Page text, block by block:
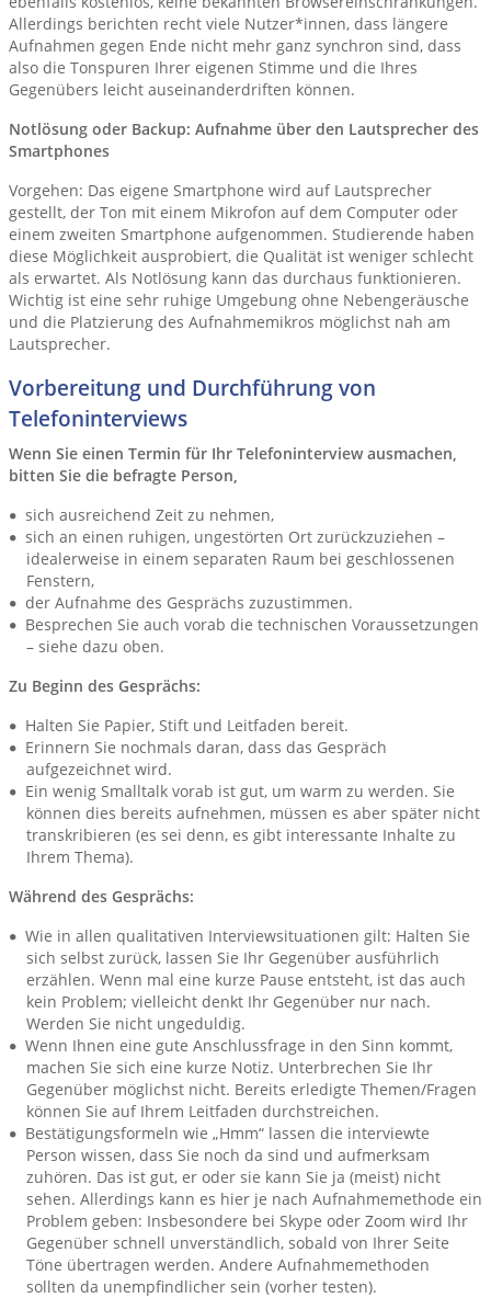
Allerdings berichten recht viele Nutzer*innen, dass längere
Aufnahmen gegen Ende nicht mehr ganz synchron sind, dass
also die Tonspuren Ihrer eigenen Stimme und die Ihres
Gegenübers leicht auseinanderdriften können.
Notlösung oder Backup: Aufnahme über den Lautsprecher des
Smartphones
Vorgehen: Das eigene Smartphone wird auf Lautsprecher
gestellt, der Ton mit einem Mikrofon auf dem Computer oder
einem zweiten Smartphone aufgenommen. Studierende haben
diese Möglichkeit ausprobiert, die Qualität ist weniger schlecht
als erwartet. Als Notlösung kann das durchaus funktionieren.
Wichtig ist eine sehr ruhige Umgebung ohne Nebengeräusche
und die Platzierung des Aufnahmemikros möglichst nah am
Lautsprecher.
Vorbereitung und Durchführung von
Telefoninterviews
Wenn Sie einen Termin für Ihr Telefoninterview ausmachen,
bitten Sie die befragte Person,
sich ausreichend Zeit zu nehmen,
sich an einen ruhigen, ungestörten Ort zurückzuziehen –
idealerweise in einem separaten Raum bei geschlossenen
Fenstern,
der Aufnahme des Gesprächs zuzustimmen.
Besprechen Sie auch vorab die technischen Voraussetzungen
– siehe dazu oben.
Zu Beginn des Gesprächs:
Halten Sie Papier, Stift und Leitfaden bereit.
Erinnern Sie nochmals daran, dass das Gespräch
aufgezeichnet wird.
Ein wenig Smalltalk vorab ist gut, um warm zu werden. Sie
können dies bereits aufnehmen, müssen es aber später nicht
transkribieren (es sei denn, es gibt interessante Inhalte zu
Ihrem Thema).
Während des Gesprächs:
Wie in allen qualitativen Interviewsituationen gilt: Halten Sie
sich selbst zurück, lassen Sie Ihr Gegenüber ausführlich
erzählen. Wenn mal eine kurze Pause entsteht, ist das auch
kein Problem; vielleicht denkt Ihr Gegenüber nur nach.
Werden Sie nicht ungeduldig.
Wenn Ihnen eine gute Anschlussfrage in den Sinn kommt,
machen Sie sich eine kurze Notiz. Unterbrechen Sie Ihr
Gegenüber möglichst nicht. Bereits erledigte Themen/Fragen
können Sie auf Ihrem Leitfaden durchstreichen.
Bestätigungsformeln wie „Hmm“ lassen die interviewte
Person wissen, dass Sie noch da sind und aufmerksam
zuhören. Das ist gut, er oder sie kann Sie ja (meist) nicht
sehen. Allerdings kann es hier je nach Aufnahmemethode ein
Problem geben: Insbesondere bei Skype oder Zoom wird Ihr
Gegenüber schnell unverständlich, sobald von Ihrer Seite
Töne übertragen werden. Andere Aufnahmemethoden
sollten da unempfindlicher sein (vorher testen).